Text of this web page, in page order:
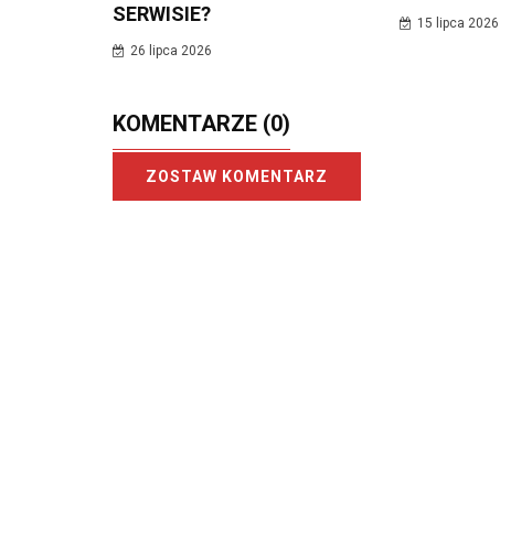
SERWISIE?
26 lipca 2026
15 lipca 2026
KOMENTARZE (0)
ZOSTAW KOMENTARZ